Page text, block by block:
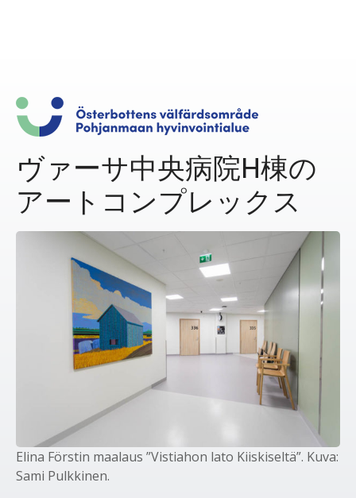
ヴァーサ中央病院H棟の
アートコンプレックス
Elina Förstin maalaus ”Vistiahon lato Kiiskiseltä”. Kuva:
Sami Pulkkinen.